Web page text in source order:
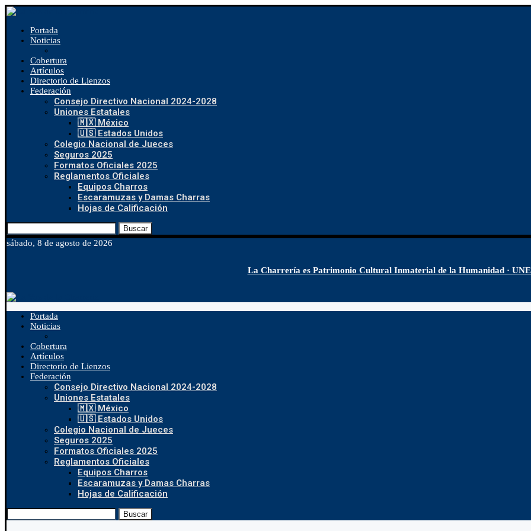
Portada
Noticias
Cobertura
Artículos
Directorio de Lienzos
Federación
Consejo Directivo Nacional 2024-2028
Uniones Estatales
🇲🇽 México
🇺🇸 Estados Unidos
Colegio Nacional de Jueces
Seguros 2025
Formatos Oficiales 2025
Reglamentos Oficiales
Equipos Charros
Escaramuzas y Damas Charras
Hojas de Calificación
Buscar
sábado, 8 de agosto de 2026
La Charrería es Patrimonio Cultural Inmaterial de la Humanidad ·
Portada
Noticias
Cobertura
Artículos
Directorio de Lienzos
Federación
Consejo Directivo Nacional 2024-2028
Uniones Estatales
🇲🇽 México
🇺🇸 Estados Unidos
Colegio Nacional de Jueces
Seguros 2025
Formatos Oficiales 2025
Reglamentos Oficiales
Equipos Charros
Escaramuzas y Damas Charras
Hojas de Calificación
Buscar